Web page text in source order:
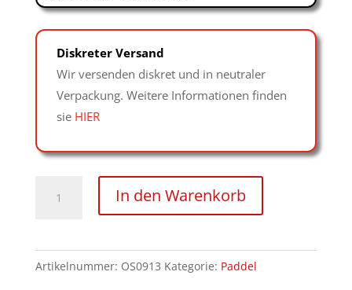
Diskreter Versand
Wir versenden diskret und in neutraler
Verpackung. Weitere Informationen finden
sie HIER
(Kunstleder)
Menge
In den Warenkorb
Artikelnummer: OS0913 Kategorie: Paddel